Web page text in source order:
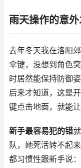
雨天操作的意
去年冬天我在洛阳
伞键，没想到角色
时居然能保持防御
后来才知道，这是
键点击地面，就能
新手最容易犯的错
队，她死活转不起
都习惯性跟新手说